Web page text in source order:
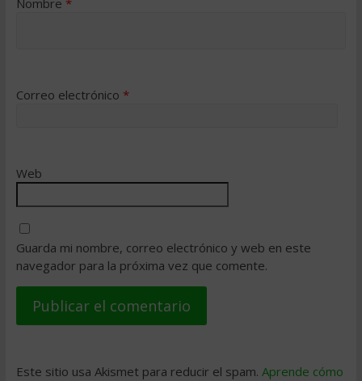
Correo electrónico *
Web
Guarda mi nombre, correo electrónico y web en este
navegador para la próxima vez que comente.
Este sitio usa Akismet para reducir el spam. Aprende cómo